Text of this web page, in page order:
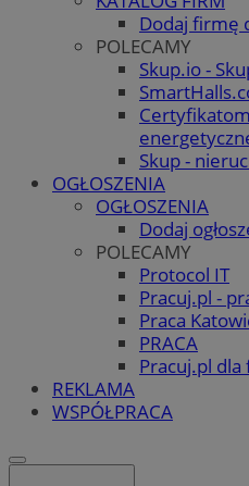
Dodaj firmę
POLECAMY
Skup.io -
Skup -
OGŁOSZENIA
OGŁOSZENIA
Dodaj
POLECAMY
Protocol IT
Pracuj.pl -
Praca
PRACA
Pracuj.pl dla
REKLAMA
WSPÓŁPRACA